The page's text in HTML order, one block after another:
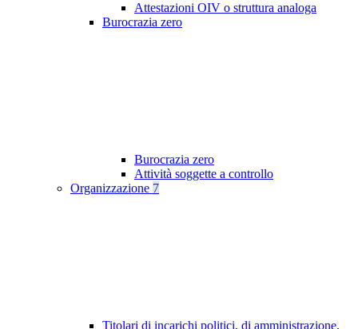
Attestazioni OIV o struttura analoga
Burocrazia zero
Burocrazia zero
Attività soggette a controllo
Organizzazione 7
Titolari di incarichi politici, di amministrazione,